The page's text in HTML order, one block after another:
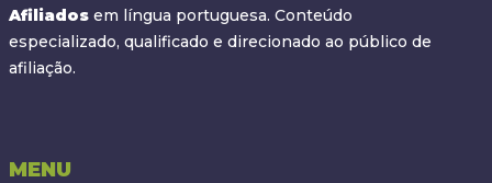
Afiliados em língua portuguesa. Conteúdo
especializado, qualificado e direcionado ao público de
afiliação.
MENU